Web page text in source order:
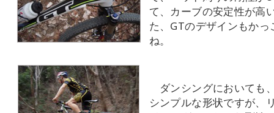
て、カーブの安定性が高
た、GTのデザインもかっ
ね。
ダンシングにおいても
シンプルな形状ですが、